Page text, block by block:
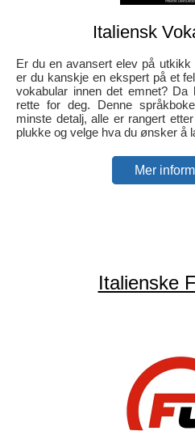
Italiensk
Er du en avansert elev på
er du kanskje en ekspert på et
vokabular innen det emnet?
rette for deg. Denne
minste detalj, alle er rangert
plukke og velge hva du ønsker å
Mer
Italienske